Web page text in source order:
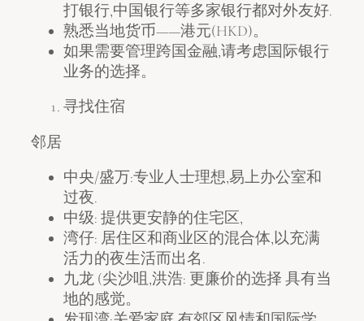
打银行,中国银行等多家银行都对外友好.
熟悉当地货币——港元(HKD)。
如果需要管理跨国金融,请考虑国际银行
业务的选择。
寻找住宿
邻居
中央/盛万:专业人士理想,易上办公室和
过夜.
中级: 提供更安静的住宅区,
湾仔: 居住区和商业区的混合体,以充满
活力的夜生活而出名.
九龙 (尖沙咀,洪浩: 更廉价的选择 具有当
地的感觉。